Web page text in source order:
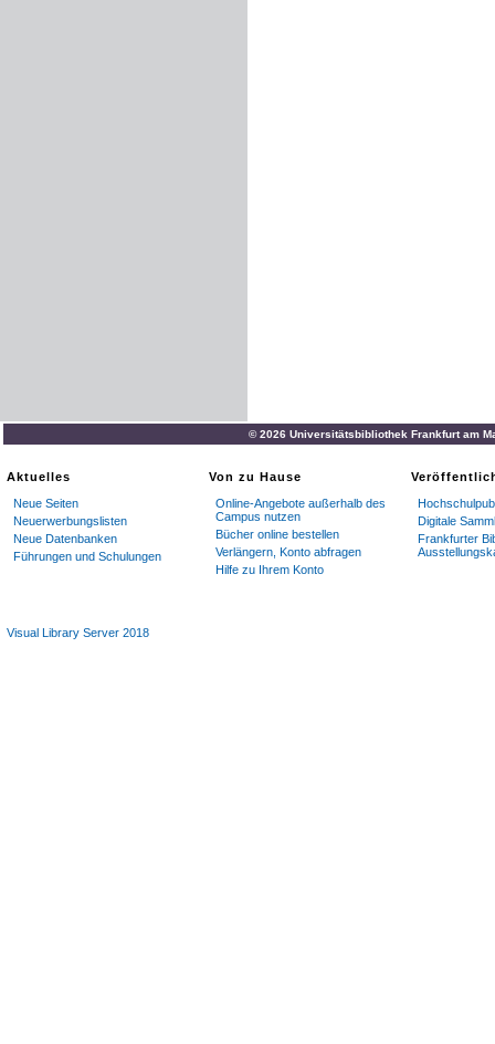
© 2026 Universitätsbibliothek Frankfurt am
Aktuelles
Neue Seiten
Neuerwerbungslisten
Neue Datenbanken
Führungen und Schulungen
Von zu Hause
Online-Angebote außerhalb des
Campus nutzen
Bücher online bestellen
Verlängern, Konto abfragen
Hilfe zu Ihrem Konto
Digitale
Frankfurter
Visual Library Server 2018